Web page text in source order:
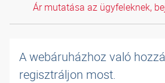
Ár mutatása az ügyfeleknek,
A webáruházhoz való
regisztráljon most.